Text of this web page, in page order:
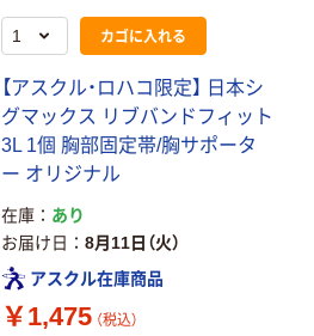
カゴに入れる
【アスクル・ロハコ限定】 日本シ
グマックス リブバンドフィット
3L 1個 胸部固定帯/胸サポータ
ー オリジナル
在庫
あり
お届け日
8月11日（火）
アスクル在庫商品
￥1,475 （税込）